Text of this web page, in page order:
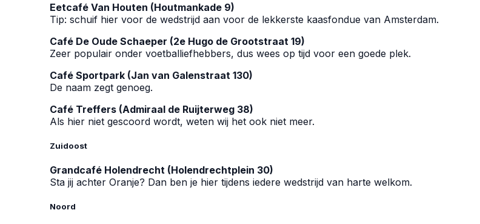
Eetcafé Van Houten (Houtmankade 9)
Tip: schuif hier voor de wedstrijd aan voor de lekkerste kaasfondue van Amsterdam.
Café De Oude Schaeper (2e Hugo de Grootstraat 19)
Zeer populair onder voetballiefhebbers, dus wees op tijd voor een goede plek.
Café Sportpark (Jan van Galenstraat 130)
De naam zegt genoeg.
Café Treffers (Admiraal de Ruijterweg 38)
Als hier niet gescoord wordt, weten wij het ook niet meer.
Zuidoost
Grandcafé Holendrecht (Holendrechtplein 30)
Sta jij achter Oranje? Dan ben je hier tijdens iedere wedstrijd van harte welkom.
Noord